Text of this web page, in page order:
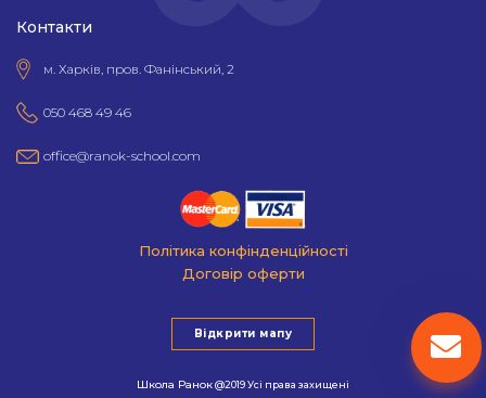
Контакти
м. Харків, пров. Фанінський, 2
050 468 49 46
office@ranok-school.com
Політика конфінденційності
Договір оферти
Відкрити мапу
Школа Ранок@2019 Усі права захищені